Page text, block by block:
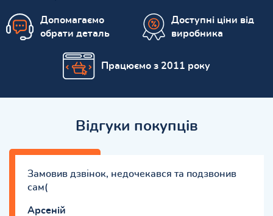
Допомагаємо
обрати деталь
Доступні ціни від
виробника
Працюємо з 2011 року
Відгуки покупців
Замовив дзвінок, недочекався та подзвонив
сам(
Арсеній